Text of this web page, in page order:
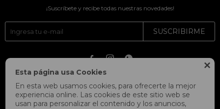

Esta página usa Cookies
En esta web usamos cookies, para ofrecerte la mejor
experiencia online. Las cookies de este sitio web se
usan para personalizar el contenido y los anuncios,
¡Suscríbete y recibe todas nuestras novedades!
SUSCRIBIRME
  